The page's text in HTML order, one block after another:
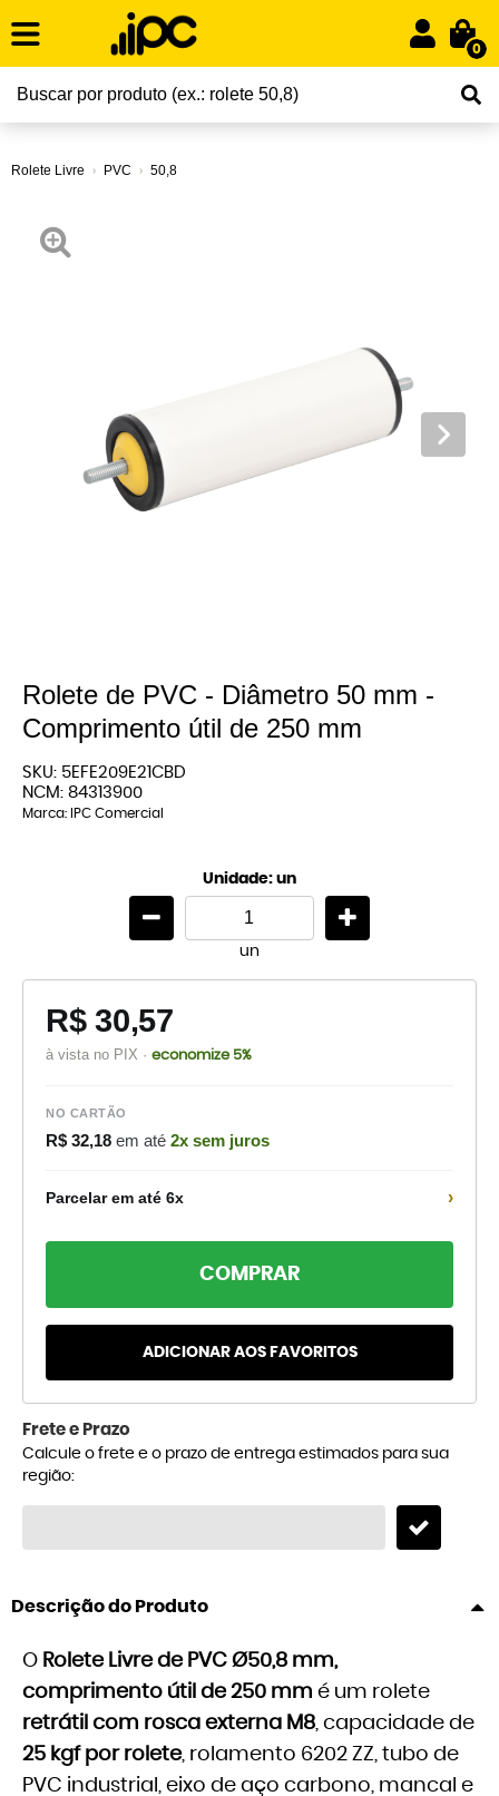
0
Rolete Livre PVC 50,8
Rolete de PVC - Diâmetro 50 mm -
Comprimento útil de 250 mm
SKU: 5EFE209E21CBD
NCM: 84313900
Marca: IPC Comercial
Unidade: un
un
R$ 30,57
à vista no PIX · economize 5%
NO CARTÃO
R$ 32,18 em até 2x sem juros
Parcelar em até 6x ›
COMPRAR
ADICIONAR AOS FAVORITOS
Frete e Prazo
Calcule o frete e o prazo de entrega estimados para sua
região:
Descrição do Produto
O Rolete Livre de PVC Ø50,8 mm,
comprimento útil de 250 mm é um rolete
retrátil com rosca externa M8, capacidade de
25 kgf por rolete, rolamento 6202 ZZ, tubo de
PVC industrial, eixo de aço carbono, mancal e